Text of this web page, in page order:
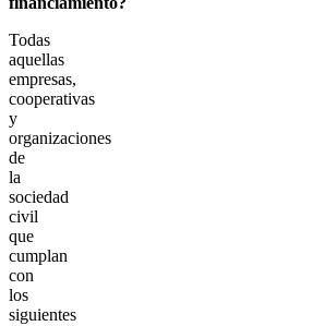
Todas
aquellas
empresas,
cooperativas
y
organizaciones
de
la
sociedad
civil
que
cumplan
con
los
siguientes